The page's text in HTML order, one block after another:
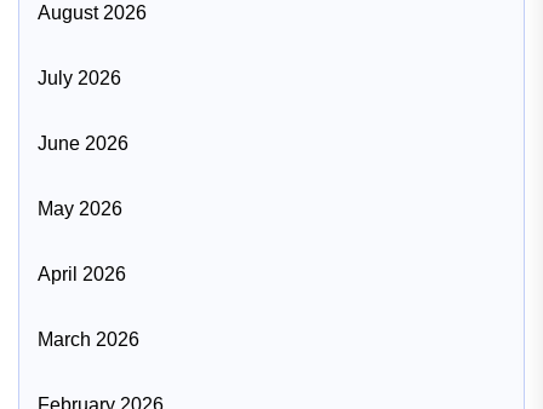
August 2026
July 2026
June 2026
May 2026
April 2026
March 2026
February 2026